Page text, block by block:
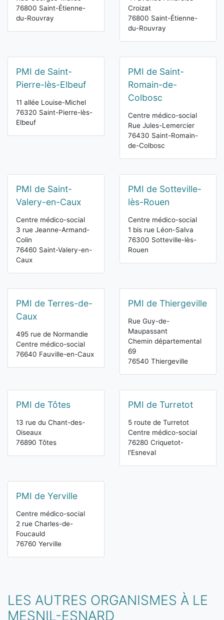
76800 Saint-Étienne-
du-Rouvray
Croizat
76800 Saint-Étienne-
du-Rouvray
PMI de Saint-
Pierre-lès-Elbeuf
11 allée Louise-Michel
76320 Saint-Pierre-lès-
Elbeuf
PMI de Saint-
Romain-de-
Colbosc
Centre médico-social
Rue Jules-Lemercier
76430 Saint-Romain-
de-Colbosc
PMI de Saint-
Valery-en-Caux
Centre médico-social
3 rue Jeanne-Armand-
Colin
76460 Saint-Valery-en-
Caux
PMI de Sotteville-
lès-Rouen
Centre médico-social
1 bis rue Léon-Salva
76300 Sotteville-lès-
Rouen
PMI de Terres-de-
Caux
495 rue de Normandie
Centre médico-social
76640 Fauville-en-Caux
PMI de Thiergeville
Rue Guy-de-
Maupassant
Chemin départemental
69
76540 Thiergeville
PMI de Tôtes
13 rue du Chant-des-
Oiseaux
76890 Tôtes
PMI de Turretot
5 route de Turretot
Centre médico-social
76280 Criquetot-
l'Esneval
PMI de Yerville
Centre médico-social
2 rue Charles-de-
Foucauld
76760 Yerville
LES AUTRES ORGANISMES À LE
MESNIL-ESNARD